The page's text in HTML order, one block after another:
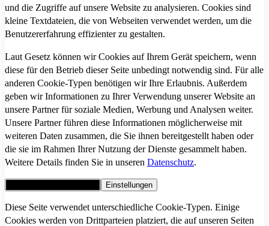
und die Zugriffe auf unsere Website zu analysieren. Cookies sind
kleine Textdateien, die von Webseiten verwendet werden, um die
Benutzererfahrung effizienter zu gestalten.
Laut Gesetz können wir Cookies auf Ihrem Gerät speichern, wenn
diese für den Betrieb dieser Seite unbedingt notwendig sind. Für alle
anderen Cookie-Typen benötigen wir Ihre Erlaubnis. Außerdem
geben wir Informationen zu Ihrer Verwendung unserer Website an
unsere Partner für soziale Medien, Werbung und Analysen weiter.
Unsere Partner führen diese Informationen möglicherweise mit
weiteren Daten zusammen, die Sie ihnen bereitgestellt haben oder
die sie im Rahmen Ihrer Nutzung der Dienste gesammelt haben.
Weitere Details finden Sie in unseren Datenschutz.
Einstellungen
Diese Seite verwendet unterschiedliche Cookie-Typen. Einige
Cookies werden von Drittparteien platziert, die auf unseren Seiten